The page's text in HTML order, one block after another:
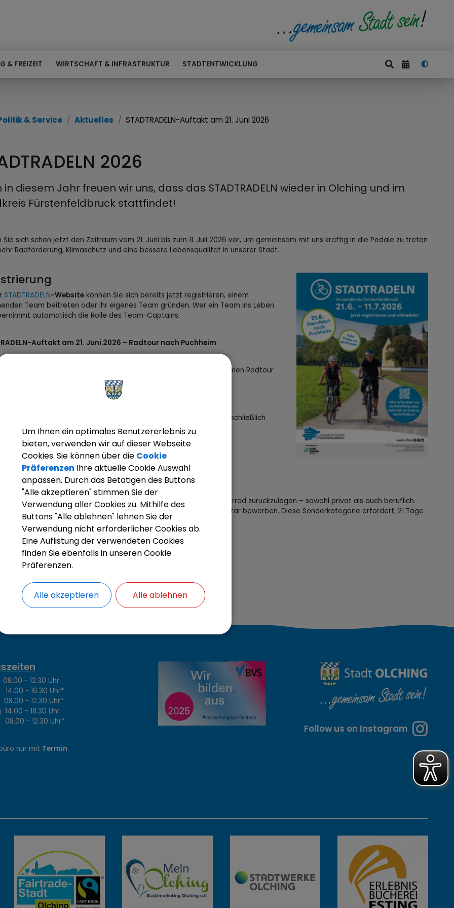
& FREIZEIT WIRTSCHAFT & INFRASTRUKTUR STADTENTWICKLUNG
& Service Aktuelles STADTRADELN-Auftakt am 21. Juni 2026
2026
in diesem Jahr freuen wir uns, dass das STADTRADELN wieder in Olching und im
Fürstenfeldbruck stattfindet!
Sie sich schon jetzt den Zeitraum vom 21. Juni bis zum 11. Juli 2026 vor, um gemeinsam mit uns kräftig in die Pedale zu treten
Radförderung, Klimaschutz und eine bessere Lebensqualität in unserer Stadt.
STADTRADELN-Website können Sie sich bereits jetzt registrieren, einem
Team beitreten oder Ihr eigenes Team gründen. Wer ein Team ins Leben
automatisch die Rolle des Team-Captains.
Auftakt am 21. Juni 2026 – Radtour nach Puchheim
für das STADTRADELN 2026 feiern wir mit einer gemeinsamen Radtour
Treffpunkt ist um 11:30 Uhr auf dem Nöscherplatz.
aus radeln wir gemeinsam entlang der Amper nach Emmering und
Über den Germannsberg geht es weiter nach Alling und schließlich
unserem Zielort.
ist kostenlos.
STADTRADELN-Star?
des STADTRADELN ist es, möglichst viele Alltagswege mit dem Fahrrad zurückzulegen – sowohl privat als auch beruflich.
besondere Herausforderung sucht, kann sich als STADTRADELN-Star bewerben. Diese Sonderkategorie erfordert, 21 Tage
auf das Auto zu verzichten.
Dann melden Sie sich gerne unter stadtradeln@olching.de.
Informationen finden Sie in diesem
- 12.30 Uhr
- 16.30 Uhr*
- 12.30 Uhr*
- 18.30 Uhr
- 12.30 Uhr*
nur mit Termin
Follow us on Instagram
Um Ihnen ein optimales Benutzererlebnis zu
bieten, verwenden wir auf dieser Webseite
Cookies. Sie können über die Cookie
Präferenzen Ihre aktuelle Cookie Auswahl
anpassen. Durch das Betätigen des Buttons
"Alle akzeptieren" stimmen Sie der
Verwendung aller Cookies zu. Mithilfe des
Buttons "Alle ablehnen" lehnen Sie der
Verwendung nicht erforderlicher Cookies ab.
Eine Auflistung der verwendeten Cookies
finden Sie ebenfalls in unseren Cookie
Präferenzen.
Alle akzeptieren Alle ablehnen